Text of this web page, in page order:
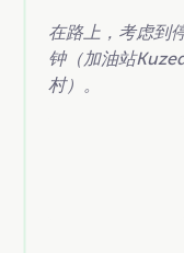
在路上，考虑到
钟（加油站
村）。